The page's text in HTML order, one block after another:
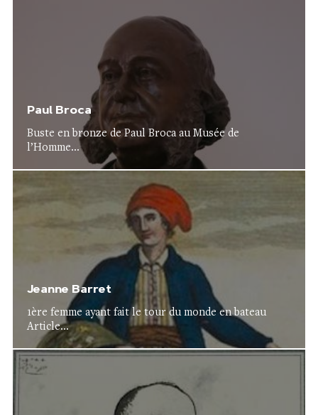
Paul Broca
Buste en bronze de Paul Broca au Musée de
l’Homme...
Jeanne Barret
1ère femme ayant fait le tour du monde en bateau
Article...